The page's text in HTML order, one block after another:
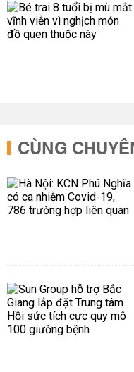
CÙNG